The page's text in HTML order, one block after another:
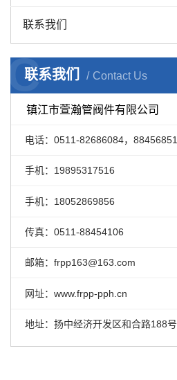
联系我们
联系我们 Contact Us
C
镇江市萱瀚管阀件有限公司
电话：0511-82686084，88456851
手机：19895317516
手机：18052869856
传真：0511-88454106
邮箱：frpp163@163.com
网址：www.frpp-pph.cn
地址：扬中经济开发区和合路188号